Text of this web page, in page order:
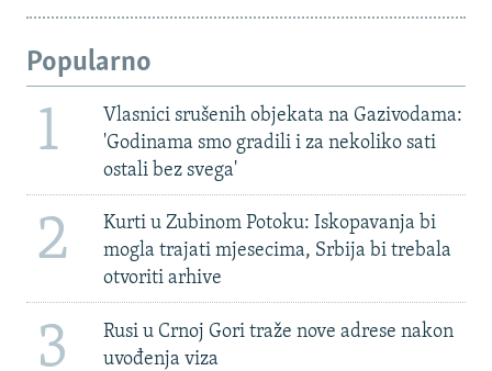
Popularno
1
Vlasnici srušenih objekata na Gazivodama:
'Godinama smo gradili i za nekoliko sati
ostali bez svega'
2
Kurti u Zubinom Potoku: Iskopavanja bi
mogla trajati mjesecima, Srbija bi trebala
otvoriti arhive
3
Rusi u Crnoj Gori traže nove adrese nakon
uvođenja viza